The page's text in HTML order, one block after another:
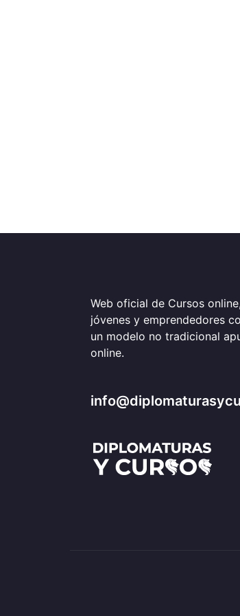
Web oficial de Cursos
jóvenes y emprendedores
un modelo no tradicional
online.